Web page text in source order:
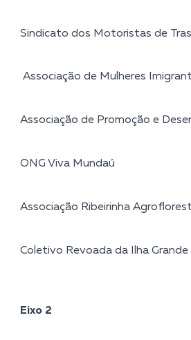
Sindicato dos Motoristas de
Associação de Mulheres
Associação de Promoção e
ONG Viva Mundaú
Associação Ribeirinha
Coletivo Revoada da Ilha Grande
Eixo 2